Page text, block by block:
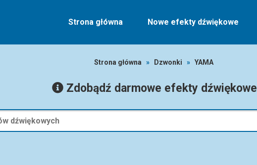
Strona główna Nowe efekty dźwiękowe
Strona główna » Dzwonki » YAMA
Zdobądź darmowe efekty dźwiękowe